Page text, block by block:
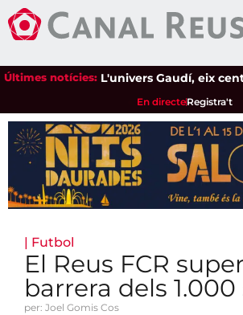
Últimes notícies:L'univers Gaudí, eix central
En directeRegistra't
| Futbol
El Reus FCR
barrera dels 1.000
per: Joel Gomis Cos